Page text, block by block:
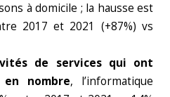
à domicile ; la hausse est
2017 et 2021 (+87%) vs
de services qui ont
nombre, l’informatique